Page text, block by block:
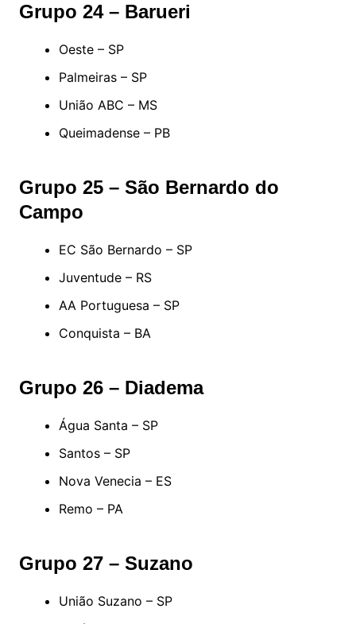
Grupo 24 – Barueri
Oeste – SP
Palmeiras – SP
União ABC – MS
Queimadense – PB
Grupo 25 – São Bernardo do
Campo
EC São Bernardo – SP
Juventude – RS
AA Portuguesa – SP
Conquista – BA
Grupo 26 – Diadema
Água Santa – SP
Santos – SP
Nova Venecia – ES
Remo – PA
Grupo 27 – Suzano
União Suzano – SP